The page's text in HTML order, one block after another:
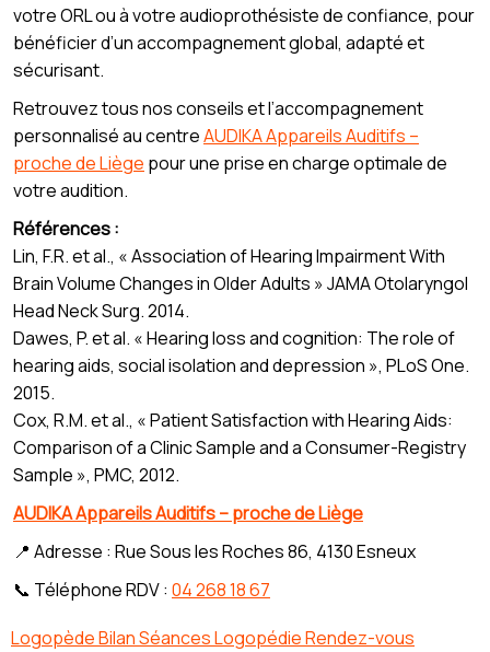
votre ORL ou à votre audioprothésiste de confiance, pour
bénéficier d’un accompagnement global, adapté et
sécurisant.
Retrouvez tous nos conseils et l’accompagnement
personnalisé au centreAUDIKA Appareils Auditifs –
proche de Liège pour une prise en charge optimale de
votre audition.
Références :
Lin, F.R. et al., « Association of Hearing Impairment With
Brain Volume Changes in Older Adults » JAMA Otolaryngol
Head Neck Surg. 2014.
Dawes, P. et al. « Hearing loss and cognition: The role of
hearing aids, social isolation and depression », PLoS One.
2015.
Cox, R.M. et al., « Patient Satisfaction with Hearing Aids:
Comparison of a Clinic Sample and a Consumer-Registry
Sample », PMC, 2012.
AUDIKA Appareils Auditifs – proche de Liège
📍 Adresse : Rue Sous les Roches 86, 4130 Esneux
📞 Téléphone RDV : 04 268 18 67
Logopède Bilan Séances Logopédie Rendez-vous